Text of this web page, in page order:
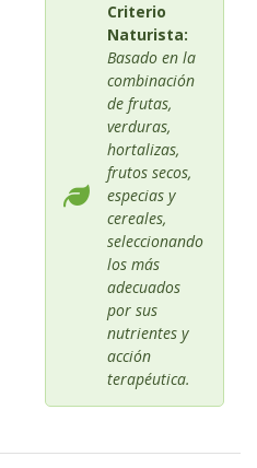
Criterio
Naturista:
Basado en la
combinación
de frutas,
verduras,
hortalizas,
frutos secos,
especias y
cereales,
seleccionando
los más
adecuados
por sus
nutrientes y
acción
terapéutica.